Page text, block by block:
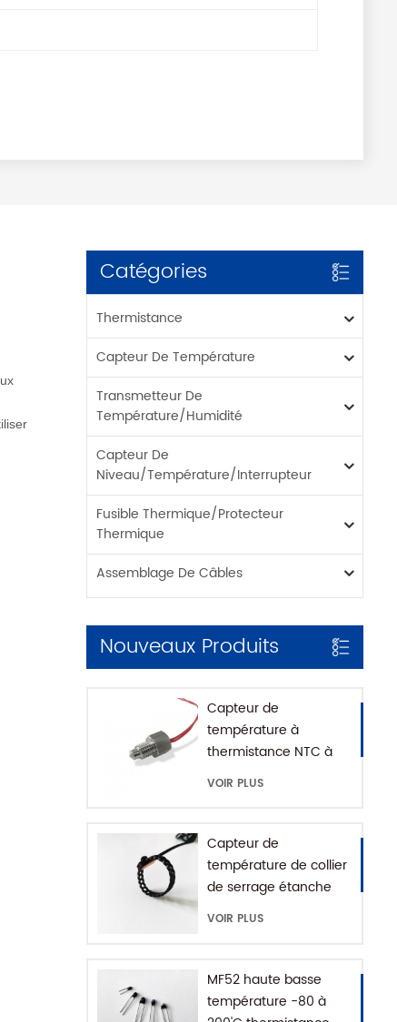
Catégories
Thermistance
Capteur De Température
Transmetteur De
Température/humidité
Capteur De
Niveau/température/interrupteur
Fusible Thermique/protecteur
Thermique
Assemblage De Câbles
Nouveaux Produits
Capteur de
température à
thermistance NTC à
montage fileté pour
VOIR PLUS
Capteur de
température de collier
de serrage étanche
IP68
VOIR PLUS
MF52 haute basse
température -80 à